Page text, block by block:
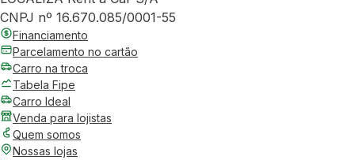
CNPJ nº 16.670.085/0001-55
Financiamento
Parcelamento no cartão
Carro na troca
Tabela Fipe
Carro Ideal
Venda para lojistas
Quem somos
Nossas lojas